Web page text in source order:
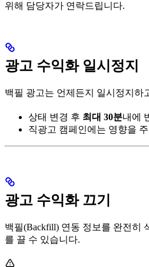
위해 담당자가 연락드립니다.
광고 수익화 일시정지
백필 광고는 언제든지 일시정지하
상태 변경 후 최대 30분내에
직광고 캠페인에는 영향을
광고 수익화 끄기
백필(Backfill) 연동 정보를 완전히
를 끌 수 있습니다.